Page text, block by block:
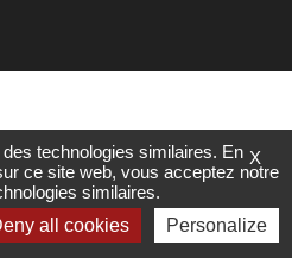
X
technologies similaires. En
ce site web, vous acceptez notre
similaires.
all cookies Personalize